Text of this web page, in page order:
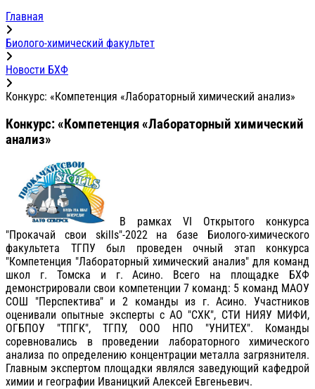
Главная
Биолого-химический факультет
Новости БХФ
Конкурс: «Компетенция «Лабораторный химический анализ»
Конкурс: «Компетенция «Лабораторный химический
анализ»
В рамках VI Открытого конкурса
"Прокачай свои skills"-2022 на базе Биолого-химического
факультета ТГПУ был проведен очный этап конкурса
"Компетенция "Лабораторный химический анализ" для команд
школ г. Томска и г. Асино. Всего на площадке БХФ
демонстрировали свои компетенции 7 команд: 5 команд МАОУ
СОШ "Перспектива" и 2 команды из г. Асино. Участников
оценивали опытные эксперты с АО "СХК", СТИ НИЯУ МИФИ,
ОГБПОУ "ТПГК", ТГПУ, ООО НПО "УНИТЕХ". Команды
соревновались в проведении лабораторного химического
анализа по определению концентрации металла загрязнителя.
Главным экспертом площадки являлся заведующий кафедрой
химии и географии Иваницкий Алексей Евгеньевич.